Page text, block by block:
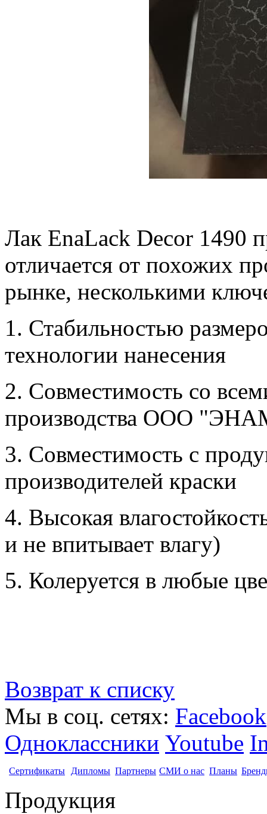
Лак EnaLack Decor
отличается от похожих
рынке, несколькими
1. Стабильностью
технологии нанесения
2. Совместимость со
производства ООО
3. Совместимость с
производителей краски
4. Высокая
и не впитывает влагу)
5. Колеруется в любые
Возврат к списку
Мы в соц. сетях: Facebook
Одноклассники Youtube
Сертификаты Дипломы Партнеры СМИ о нас Планы
Продукция